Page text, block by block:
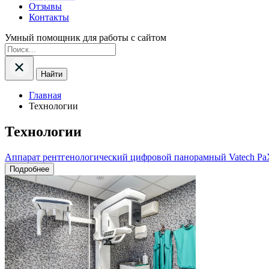
Отзывы
Контакты
Умный помощник для работы с сайтом
Найти
Главная
Технологии
Технологии
Аппарат рентгенологический цифровой панорамный Vatech
Подробнее